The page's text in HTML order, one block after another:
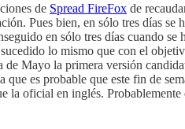
de Spread FireFox de
Pues bien, en sólo tres días
en sólo tres días cuando
lo mismo que con el
de Mayo la primera versión
que es probable que este fin de
la oficial en inglés. Probablemente